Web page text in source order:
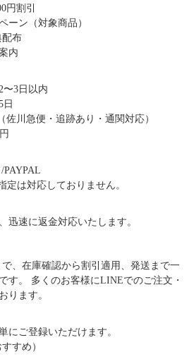
円割引
ーン（対象商品）
配布
内
〜3日以内
日
佐川急便・追跡あり・通関対応）
は対応しておりません。
迅速に返金対応いたします。
、在庫確認から割引適用、発送まで一
す。 多くのお客様にLINEでのご注文・
ります。
にご登録いただけます。
すめ）